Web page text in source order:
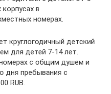
в
номерах.
круглогодичный детский
для детей 7-14 лет.
с общим душем и
дня пребывания с
RUB.